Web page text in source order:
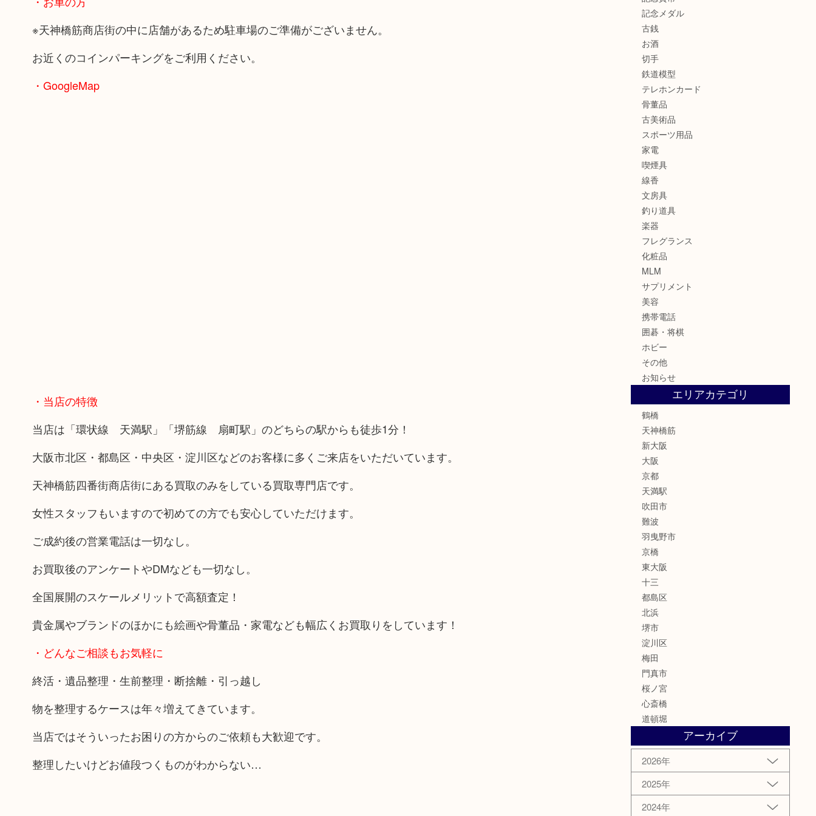
※天神橋筋商店街の中に店舗があるため駐車場のご準備がございません。
お近くのコインパーキングをご利用ください。
・GoogleMap
・当店の特徴
当店は「環状線 天満駅」「堺筋線 扇町駅」のどちらの駅からも徒歩1分！
大阪市北区・都島区・中央区・淀川区などのお客様に多くご来店をいただいています。
天神橋筋四番街商店街にある買取のみをしている買取専門店です。
女性スタッフもいますので初めての方でも安心していただけます。
ご成約後の営業電話は一切なし。
お買取後のアンケートやDMなども一切なし。
全国展開のスケールメリットで高額査定！
貴金属やブランドのほかにも絵画や骨董品・家電なども幅広くお買取りをしています！
・どんなご相談もお気軽に
終活・遺品整理・生前整理・断捨離・引っ越し
物を整理するケースは年々増えてきています。
当店ではそういったお困りの方からのご依頼も大歓迎です。
整理したいけどお値段つくものがわからない…
記念メダル
古銭
お酒
切手
鉄道模型
テレホンカード
骨董品
古美術品
スポーツ用品
家電
喫煙具
線香
文房具
釣り道具
楽器
フレグランス
化粧品
MLM
サプリメント
美容
携帯電話
囲碁・将棋
ホビー
その他
お知らせ
エリアカテゴリ
鶴橋
天神橋筋
新大阪
大阪
京都
天満駅
吹田市
難波
羽曳野市
京橋
東大阪
十三
都島区
北浜
堺市
淀川区
梅田
門真市
桜ノ宮
心斎橋
道頓堀
アーカイブ
2026年
2025年
2024年